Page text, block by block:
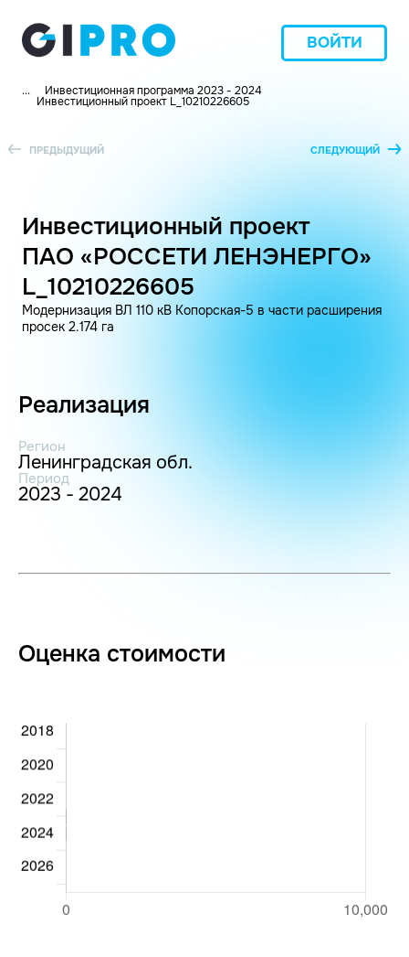
ВОЙТИ
... Инвестиционная программа 2023 - 2024
Инвестиционный проект L_10210226605
ПРЕДЫДУЩИЙ СЛЕДУЮЩИЙ
Инвестиционный проект
ПАО «РОССЕТИ ЛЕНЭНЕРГО»
L_10210226605
Модернизация ВЛ 110 кВ Копорская-5 в части расширения
просек 2.174 га
Реализация
Регион
Ленинградская обл.
Период
2023 - 2024
Оценка стоимости